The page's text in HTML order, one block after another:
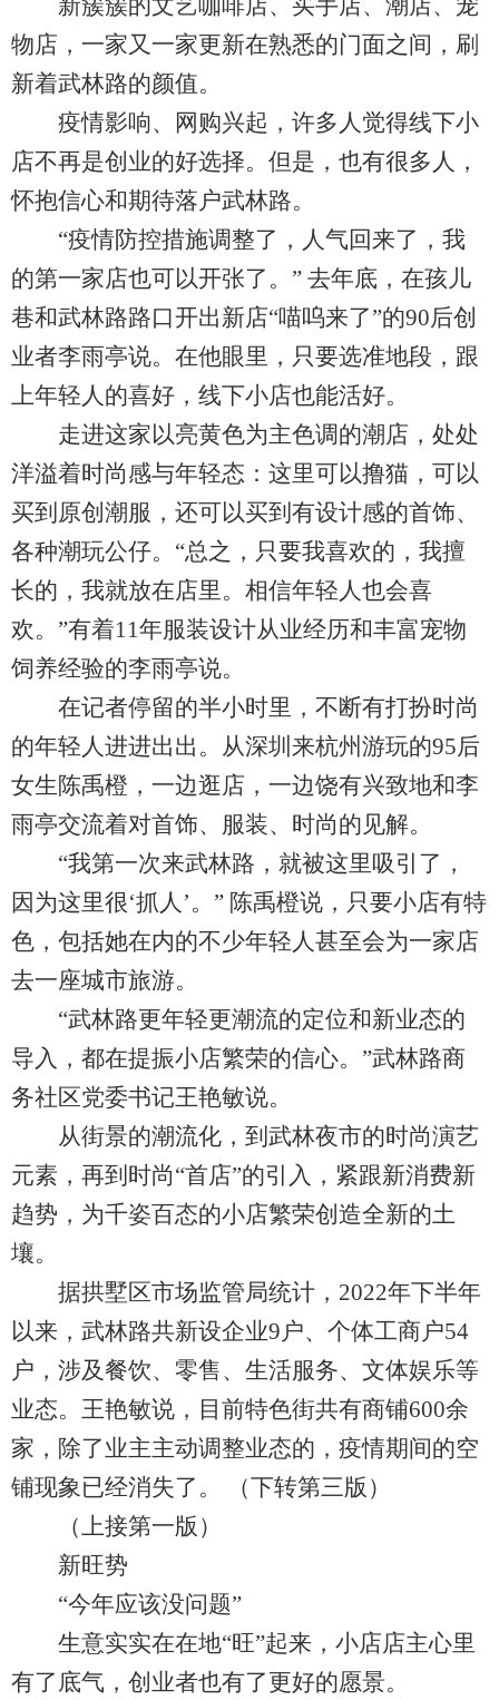
新簇簇的文艺咖啡店、买手店、潮店、宠
物店，一家又一家更新在熟悉的门面之间，刷
新着武林路的颜值。
疫情影响、网购兴起，许多人觉得线下小
店不再是创业的好选择。但是，也有很多人，
怀抱信心和期待落户武林路。
“疫情防控措施调整了，人气回来了，我
的第一家店也可以开张了。” 去年底，在孩儿
巷和武林路路口开出新店“喵呜来了”的90后创
业者李雨亭说。在他眼里，只要选准地段，跟
上年轻人的喜好，线下小店也能活好。
走进这家以亮黄色为主色调的潮店，处处
洋溢着时尚感与年轻态：这里可以撸猫，可以
买到原创潮服，还可以买到有设计感的首饰、
各种潮玩公仔。“总之，只要我喜欢的，我擅
长的，我就放在店里。相信年轻人也会喜
欢。”有着11年服装设计从业经历和丰富宠物
饲养经验的李雨亭说。
在记者停留的半小时里，不断有打扮时尚
的年轻人进进出出。从深圳来杭州游玩的95后
女生陈禹橙，一边逛店，一边饶有兴致地和李
雨亭交流着对首饰、服装、时尚的见解。
“我第一次来武林路，就被这里吸引了，
因为这里很‘抓人’。” 陈禹橙说，只要小店有特
色，包括她在内的不少年轻人甚至会为一家店
去一座城市旅游。
“武林路更年轻更潮流的定位和新业态的
导入，都在提振小店繁荣的信心。”武林路商
务社区党委书记王艳敏说。
从街景的潮流化，到武林夜市的时尚演艺
元素，再到时尚“首店”的引入，紧跟新消费新
趋势，为千姿百态的小店繁荣创造全新的土
壤。
据拱墅区市场监管局统计，2022年下半年
以来，武林路共新设企业9户、个体工商户54
户，涉及餐饮、零售、生活服务、文体娱乐等
业态。王艳敏说，目前特色街共有商铺600余
家，除了业主主动调整业态的，疫情期间的空
铺现象已经消失了。 （下转第三版）
（上接第一版）
新旺势
“今年应该没问题”
生意实实在在地“旺”起来，小店店主心里
有了底气，创业者也有了更好的愿景。